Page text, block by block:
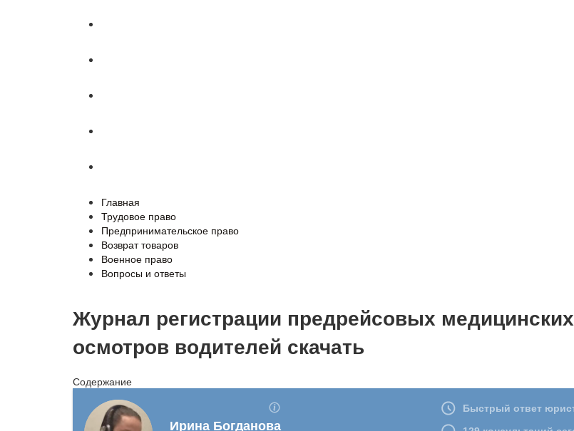
Главная
Трудовое право
Предпринимательское право
Возврат товаров
Военное право
Вопросы и ответы
Журнал регистрации предрейсовых медицинских
осмотров водителей скачать
Содержание